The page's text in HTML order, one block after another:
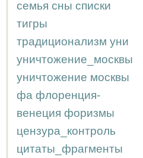
семья сны списки
тигры
традиционализм уни
уничтожение_москвы
уничтожение москвы
фа флоренция-
венеция форизмы
цензура_контроль
цитаты_фрагменты